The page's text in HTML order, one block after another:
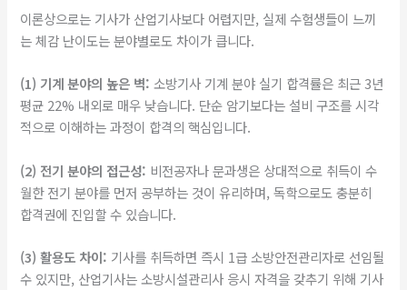
이론상으로는 기사가 산업기사보다 어렵지만, 실제 수험생들이 느끼
는 체감 난이도는 분야별로도 차이가 큽니다.
(1) 기계 분야의 높은 벽: 소방기사 기계 분야 실기 합격률은 최근 3년
평균 22% 내외로 매우 낮습니다. 단순 암기보다는 설비 구조를 시각
적으로 이해하는 과정이 합격의 핵심입니다.
(2) 전기 분야의 접근성: 비전공자나 문과생은 상대적으로 취득이 수
월한 전기 분야를 먼저 공부하는 것이 유리하며, 독학으로도 충분히
합격권에 진입할 수 있습니다.
(3) 활용도 차이: 기사를 취득하면 즉시 1급 소방안전관리자로 선임될
수 있지만, 산업기사는 소방시설관리사 응시 자격을 갖추기 위해 기사